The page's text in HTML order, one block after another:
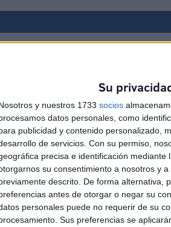
Su
y nuestros 1733 socios
datos personales, como
publicidad y contenido personalizado,
de servicios. Con su permiso,
precisa e identificación
su consentimiento a nosotros y
descrito. De forma alternativa,
antes de otorgar o negar su
personales puede no requerir de su
Sus preferencias se
a la
de la Comisión
la Presidencia
de Europa
abusar de
de las
buscan refugio